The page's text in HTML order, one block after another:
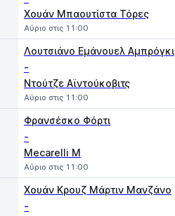
Χουάν Μπαουτίστα Τόρες
Αύριο στις 11:00
Λουτσιάνο Εμάνουελ Αμπρόγκι
-
Ντούτζε Αϊντούκοβιτς
Αύριο στις 11:00
Φρανσέσκο Φόρτι
-
Mecarelli M
Αύριο στις 11:00
Χουάν Κρουζ Μάρτιν Μανζάνο
-